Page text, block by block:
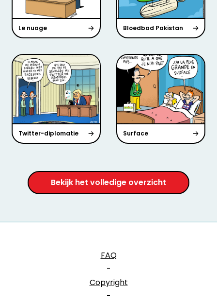
Le nuage Bloedbad Pakistan
Twitter-diplomatie Surface
Bekijk het volledige overzicht
FAQ
-
Copyright
-